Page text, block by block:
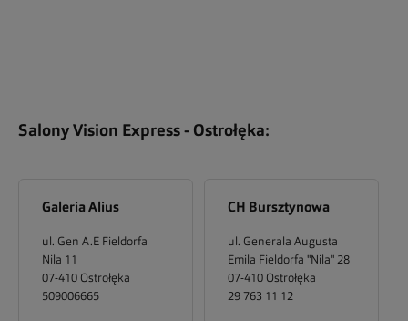
Salony Vision Express - Ostrołęka:
Galeria Alius
ul. Gen A.E Fieldorfa
Nila 11
07-410 Ostrołęka
509006665
CH Bursztynowa
ul. Generala Augusta
Emila Fieldorfa "Nila" 28
07-410 Ostrołęka
29 763 11 12